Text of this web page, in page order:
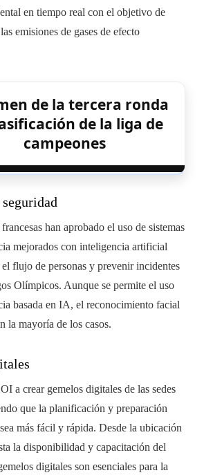
en tiempo real con el objetivo de
emisiones de gases de efecto
de la tercera ronda
de la liga de
campeones
han aprobado el uso de sistemas
mejorados con inteligencia artificial
flujo de personas y prevenir incidentes
Olímpicos. Aunque se permite el uso
basada en IA, el reconocimiento facial
la mayoría de los casos.
a crear gemelos digitales de las sedes
que la planificación y preparación
más fácil y rápida. Desde la ubicación
la disponibilidad y capacitación del
digitales son esenciales para la